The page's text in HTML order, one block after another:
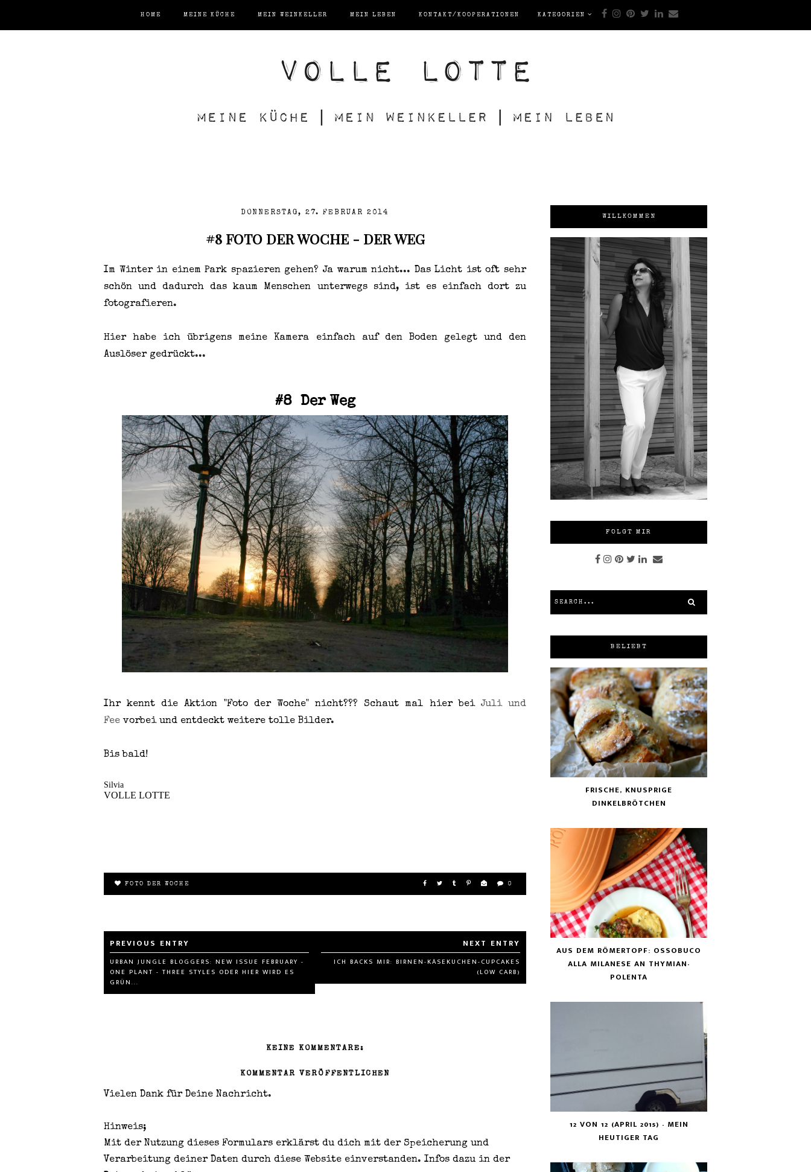
HOME MEINE KÜCHE MEIN WEINKELLER MEIN LEBEN KONTAKT/KOOPERATIONEN KATEGORIEN
DONNERSTAG, 27. FEBRUAR 2014
#8 FOTO DER WOCHE - DER WEG
Im Winter in einem Park spazieren gehen? Ja warum nicht... Das Licht ist oft sehr
schön und dadurch das kaum Menschen unterwegs sind, ist es einfach dort zu
fotografieren.
Hier habe ich übrigens meine Kamera einfach auf den Boden gelegt und den
Auslöser gedrückt...
#8 Der Weg
Ihr kennt die Aktion "Foto der Woche" nicht??? Schaut mal hier bei Juli und
Fee vorbei und entdeckt weitere tolle Bilder.
Bis bald!
Silvia
VOLLE LOTTE
FOTO DER WOCHE 0
URBAN JUNGLE BLOGGERS: NEW ISSUE FEBRUARY -
ONE PLANT - THREE STYLES ODER HIER WIRD ES
GRÜN...
ICH BACKS MIR: BIRNEN-KÄSEKUCHEN-CUPCAKES
(LOW CARB)
KEINE KOMMENTARE:
KOMMENTAR VERÖFFENTLICHEN
Vielen Dank für Deine Nachricht.
Hinweis;
Mit der Nutzung dieses Formulars erklärst du dich mit der Speicherung und
Verarbeitung deiner Daten durch diese Website einverstanden. Infos dazu in der
WILLKOMMEN
FOLGT MIR
BELIEBT
FRISCHE, KNUSPRIGE
DINKELBRÖTCHEN
AUS DEM RÖMERTOPF: OSSOBUCO
ALLA MILANESE AN THYMIAN-
POLENTA
12 VON 12 (APRIL 2015) - MEIN
HEUTIGER TAG